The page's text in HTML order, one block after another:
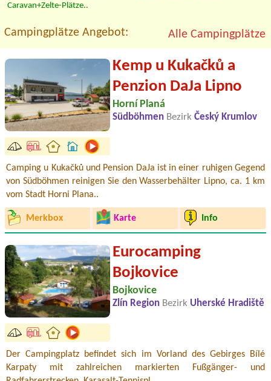
Caravan+Zelte-Plätze..
Campingplätze Angebot: Alle Campingplätze
Kemp u Kukačků a
Penzion DaJa Lipno
Horní Planá
Südböhmen Bezirk Český Krumlov
Camping u Kukačků und Pension DaJa ist in einer ruhigen Gegend
von Südböhmen reinigen Sie den Wasserbehälter Lipno, ca. 1 km
vom Stadt Horni Plana..
Merkbox Karte Info
Eurocamping
Bojkovice
Bojkovice
Zlín Region Bezirk Uherské Hradiště
Der Campingplatz befindet sich im Vorland des Gebirges Bílé
Karpaty mit zahlreichen markierten Fußgänger- und